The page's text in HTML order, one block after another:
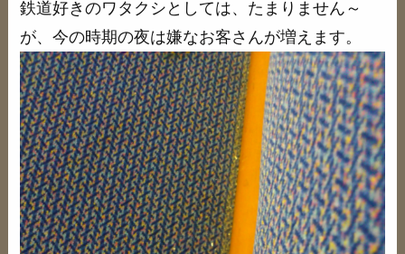
鉄道好きのワタクシとしては、たまりません～
が、今の時期の夜は嫌なお客さんが増えます。